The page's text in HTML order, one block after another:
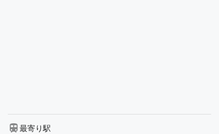
最寄り駅